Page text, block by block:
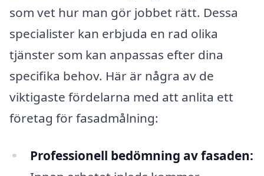
som vet hur man gör jobbet rätt. Dessa
specialister kan erbjuda en rad olika
tjänster som kan anpassas efter dina
specifika behov. Här är några av de
viktigaste fördelarna med att anlita ett
företag för fasadmålning:
Professionell bedömning av fasaden: